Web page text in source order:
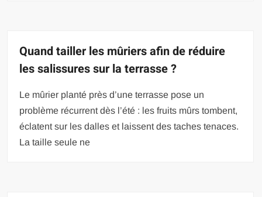
Quand tailler les mûriers afin de réduire
les salissures sur la terrasse ?
Le mûrier planté près d’une terrasse pose un
problème récurrent dès l’été : les fruits mûrs tombent,
éclatent sur les dalles et laissent des taches tenaces.
La taille seule ne